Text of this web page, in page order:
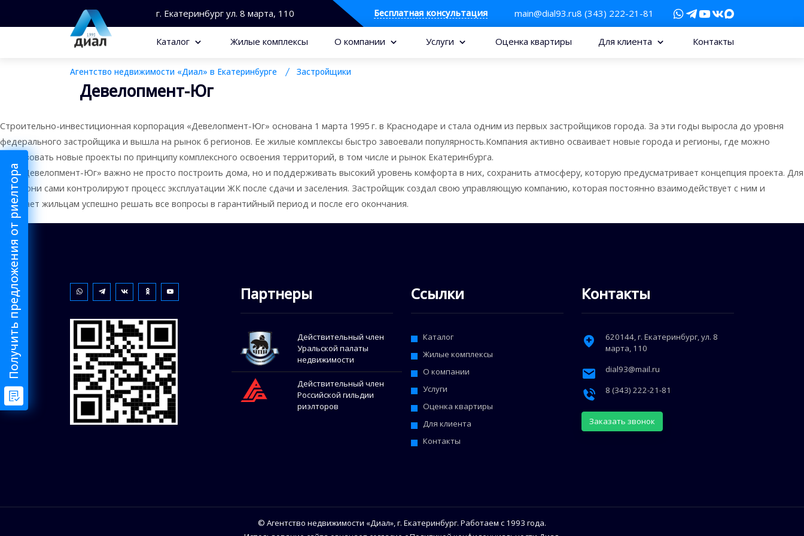
г. Екатеринбург ул. 8 марта, 110 Бесплатная консультация main@dial93.ru8 (343) 222-21-81
Каталог Жилые комплексы О компании Услуги Оценка квартиры Для клиента Контакты
Агентство недвижимости «Диал» в Екатеринбурге Застройщики
Девелопмент-Юг
Строительно-инвестиционная корпорация «Девелопмент-Юг» основана 1 марта 1995 г. в Краснодаре и стала одним из первых застройщиков города. За эти годы выросла до уровня
федерального застройщика и вышла на рынок 6 регионов. Ее жилые комплексы быстро завоевали популярность.Компания активно осваивает новые города и регионы, где можно
реализовать новые проекты по принципу комплексного освоения территорий, в том числе и рынок Екатеринбурга.
Для «Девелопмент-Юг» важно не просто построить дома, но и поддерживать высокий уровень комфорта в них, сохранить атмосферу, которую предусматривает концепция проекта. Для
этого они сами контролируют процесс эксплуатации ЖК после сдачи и заселения. Застройщик создал свою управляющую компанию, которая постоянно взаимодействует с ним и
помогает жильцам успешно решать все вопросы в гарантийный период и после его окончания.
Партнеры
Действительный член
Уральской палаты
недвижимости
Действительный член
Российской гильдии
риэлторов
Ссылки
Каталог
Жилые комплексы
О компании
Услуги
Оценка квартиры
Для клиента
Контакты
Контакты
620144 , г. Екатеринбург, ул. 8
марта, 110
dial93@mail.ru
8 (343) 222-21-81
Заказать звонок
© Агентство недвижимости «Диал», г. Екатеринбург. Работаем с 1993 года.
Получить предложения от риелтора